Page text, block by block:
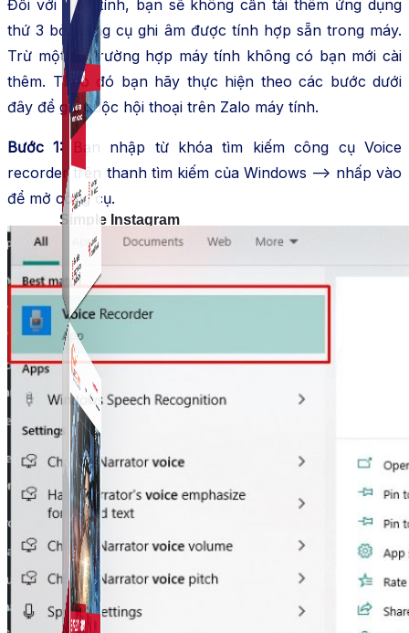
Simple Live
Phần mềm tạo kịch bản bình luận livestream Tiktok
Simple Instagram
Phần mềm gửi follow, nhắn tin, nuôi nick Instagram.
Đối với máy tính, bạn sẽ không cần tải thêm ứng dụng
thứ 3 bởi công cụ ghi âm được tính hợp sẵn trong máy.
Trừ một số trường hợp máy tính không có bạn mới cài
thêm. Theo đó bạn hãy thực hiện theo các bước dưới
đây để ghi cuộc hội thoại trên Zalo máy tính.
Bước 1: Bạn nhập từ khóa tìm kiếm công cụ Voice
recorder trên thanh tìm kiếm của Windows –> nhấp vào
để mở công cụ.